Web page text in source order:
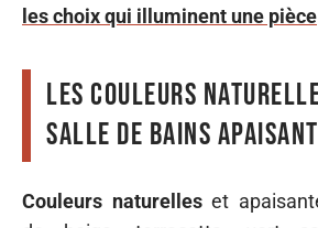
les choix qui illuminent une pièce
Les couleurs
salle de bains
Couleurs naturelleset